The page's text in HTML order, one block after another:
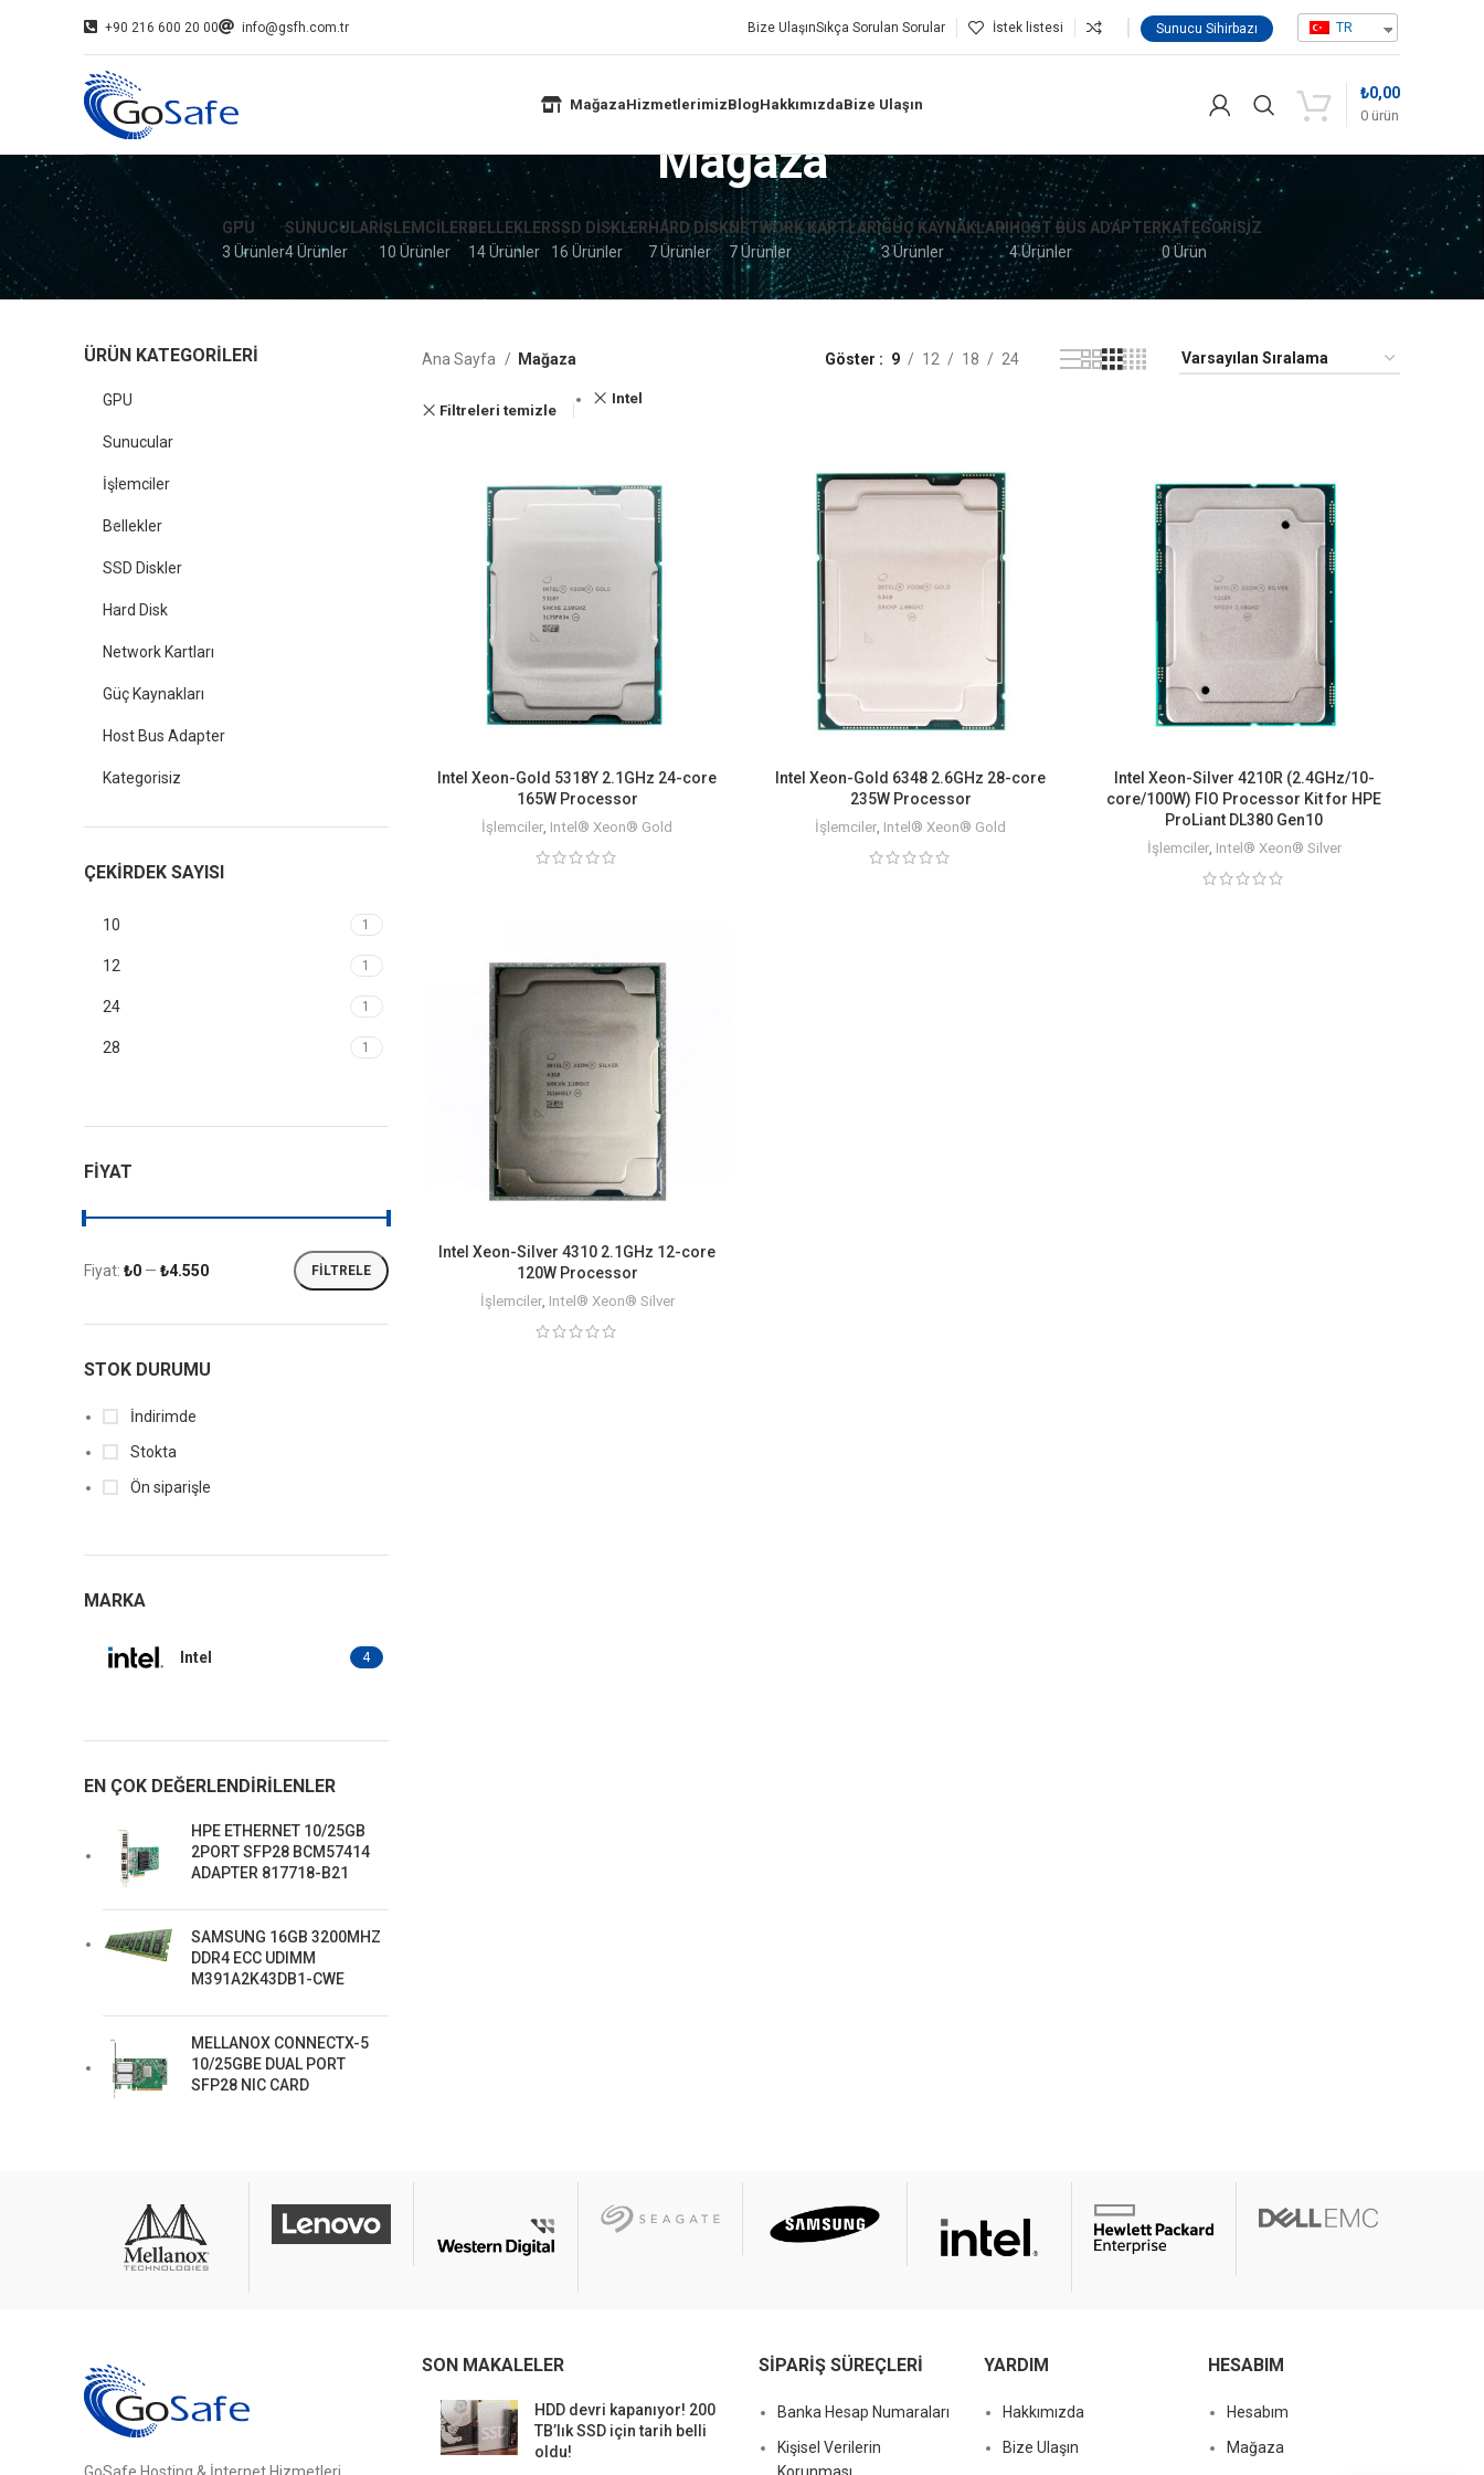
+90 216 600 20 00 info@gsfh.com.tr Bize UlaşınSıkça Sorulan Sorular İstek listesi Sunucu Sihirbazı TR
MağazaHizmetlerimizBlogHakkımızdaBize Ulaşın
0 ürün
₺0,00
Mağaza
GPU
3 Ürünler
SUNUCULAR
4 Ürünler
İŞLEMCILER
10 Ürünler
BELLEKLER
14 Ürünler
SSD DISKLER
16 Ürünler
HARD DISK
7 Ürünler
NETWORK KARTLARI
7 Ürünler
GÜÇ KAYNAKLARI
3 Ürünler
HOST BUS ADAPTER
4 Ürünler
KATEGORISIZ
0 Ürün
ÜRÜN KATEGORILERI
GPU
Sunucular
İşlemciler
Bellekler
SSD Diskler
Hard Disk
Network Kartları
Güç Kaynakları
Host Bus Adapter
Kategorisiz
ÇEKIRDEK SAYISI
10 1
12 1
24 1
28 1
FIYAT
FILTRELE
Fiyat: ₺0 — ₺4.550
STOK DURUMU
İndirimde
Stokta
Ön siparişle
MARKA
Intel 4
EN ÇOK DEĞERLENDIRILENLER
HPE ETHERNET 10/25GB
2PORT SFP28 BCM57414
ADAPTER 817718-B21
SAMSUNG 16GB 3200MHZ
DDR4 ECC UDIMM
M391A2K43DB1-CWE
MELLANOX CONNECTX-5
10/25GBE DUAL PORT
SFP28 NIC CARD
Ana Sayfa Mağaza Göster 9 12 18 24
Filtreleri temizle
Intel
Intel Xeon-Gold 5318Y 2.1GHz 24-core
165W Processor
İşlemciler, Intel® Xeon® Gold
Intel Xeon-Gold 6348 2.6GHz 28-core
235W Processor
İşlemciler, Intel® Xeon® Gold
Intel Xeon-Silver 4210R (2.4GHz/10-
core/100W) FIO Processor Kit for HPE
ProLiant DL380 Gen10
İşlemciler, Intel® Xeon® Silver
Intel Xeon-Silver 4310 2.1GHz 12-core
120W Processor
İşlemciler, Intel® Xeon® Silver
SON MAKALELER
HDD devri kapanıyor! 200
TB’lık SSD için tarih belli
oldu!
SIPARIŞ SÜREÇLERI
Banka Hesap Numaraları
Kişisel Verilerin
YARDIM
Hakkımızda
Bize Ulaşın
HESABIM
Hesabım
Mağaza